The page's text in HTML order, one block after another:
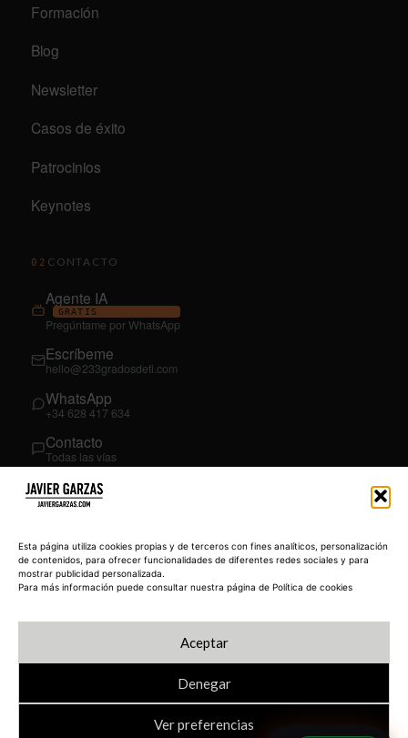
Esta página utiliza cookies propias y de terceros con fines analíticos, personalización
de contenidos, para ofrecer funcionalidades de diferentes redes sociales y para
mostrar publicidad personalizada.
Para más información puede consultar nuestra página de Política de cookies
Aceptar
Denegar
Ver preferencias
Formación
Blog
Newsletter
Casos de éxito
Patrocinios
Keynotes
02 CONTACTO
Agente IA
GRATIS
Pregúntame por WhatsApp
Escríbeme
hello@233gradosdeti.com
WhatsApp
+34 628 417 634
Contacto
Todas las vías
03SÍGUEME
YouTube
@JavierGarzas
LinkedIn
© 2026 JAVIERGARZAS.COM